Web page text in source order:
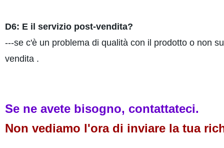
D6: E il servizio post-vendita?
---se c'è un problema di qualità con il prodotto o non
vendita .
Se ne avete bisogno, contattateci.
Non vediamo l'ora di inviare la tua